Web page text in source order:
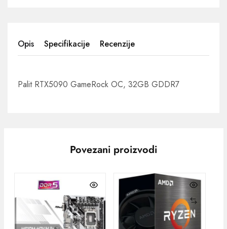
Opis Specifikacije Recenzije
Palit RTX5090 GameRock OC, 32GB GDDR7
Povezani proizvodi